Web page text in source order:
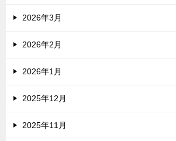
2026年3月
2026年2月
2026年1月
2025年12月
2025年11月